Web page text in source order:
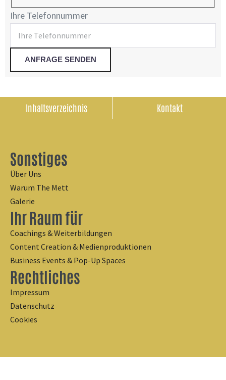
Ihre Telefonnummer
Inhaltsverzeichnis Kontakt
Sonstiges
Über Uns
Warum The Mett
Galerie
Ihr Raum für
Coachings & Weiterbildungen
Content Creation & Medienproduktionen
Business Events & Pop-Up Spaces
Rechtliches
Impressum
Datenschutz
Cookies